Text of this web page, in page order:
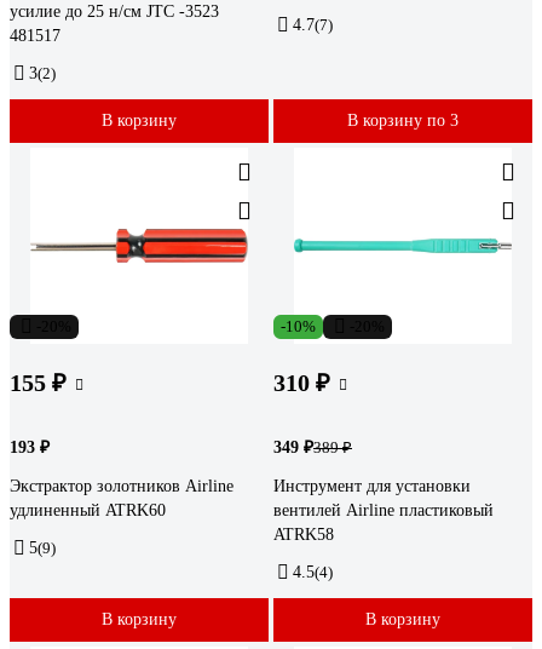
усилие до 25 н/см JTC -3523
481517
3(2)
В корзину
4.7(7)
В корзину по 3
155 ₽
193 ₽
Экстрактор золотников Airline
удлиненный ATRK60
5(9)
В корзину
-10%
310 ₽
349 ₽389 ₽
Инструмент для установки
вентилей Airline пластиковый
ATRK58
4.5(4)
В корзину